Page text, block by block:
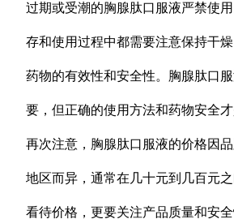
过期或受潮的胸腺肽口服液严禁使
存和使用过程中都需要注意保持干
药物的有效性和安全性。胸腺肽口
要，但正确的使用方法和药物安全才
再次注意，胸腺肽口服液的价格因
地区而异，通常在几十元到几百元
看待价格，更要关注产品质量和安